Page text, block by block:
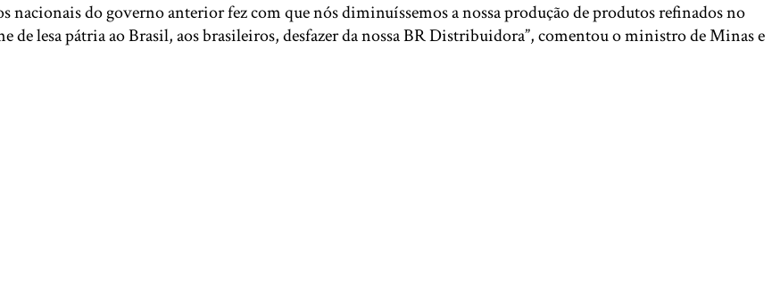
do governo anterior fez com que nós diminuíssemos a nossa produção de produtos refinados no
de lesa pátria ao Brasil, aos brasileiros, desfazer da nossa BR Distribuidora”, comentou o ministro de Minas e